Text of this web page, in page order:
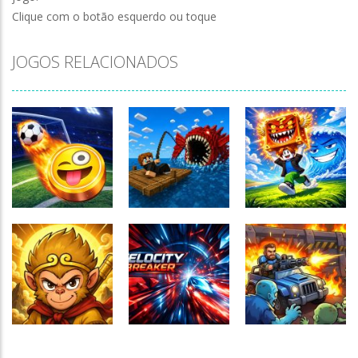
Clique com o botão esquerdo ou toque
JOGOS RELACIONADOS
TIny Football
Cup 2026
150
Fishing: Catch
the Secret
Brainrot
184
Obby Escape
from Tsunami
Brainrot
158